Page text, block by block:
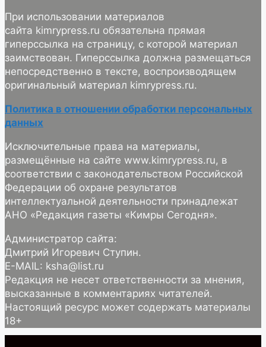
При использовании материалов
сайта kimrypress.ru обязательна прямая
гиперссылка на страницу, с которой материал
заимствован. Гиперссылка должна размещаться
непосредственно в тексте, воспроизводящем
оригинальный материал kimrypress.ru.
Политика в отношении обработки персональных
данных
Исключительные права на материалы,
размещённые на сайте www.kimrypress.ru, в
соответствии с законодательством Российской
Федерации об охране результатов
интеллектуальной деятельности принадлежат
АНО «Редакция газеты «Кимры Сегодня».
Администратор сайта:
Дмитрий Игоревич Ступин.
E-MAIL: ksha@list.ru
Редакция не несет ответственности за мнения,
высказанные в комментариях читателей.
Настоящий ресурс может содержать материалы
18+